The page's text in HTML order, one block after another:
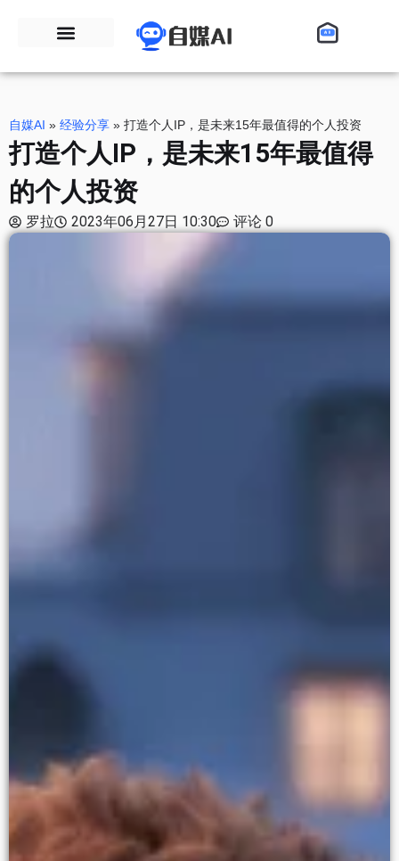
自媒AI » 经验分享 » 打造个人IP，是未来15年最值得的个人投资
打造个人IP，是未来15年最值得
的个人投资
罗拉 2023年06月27日 10:30 评论 0